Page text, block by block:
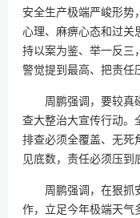
安全生产极端严峻形势
心理、麻痹心态和过关
持以案为鉴、举一反三
警觉提到最高、把责任
周鹏强调，要较真
查大整治大宣传行动。
排查必须全覆盖、无死
见底数，责任必须压到
周鹏强调，在狠抓
作，立足今年极端天气